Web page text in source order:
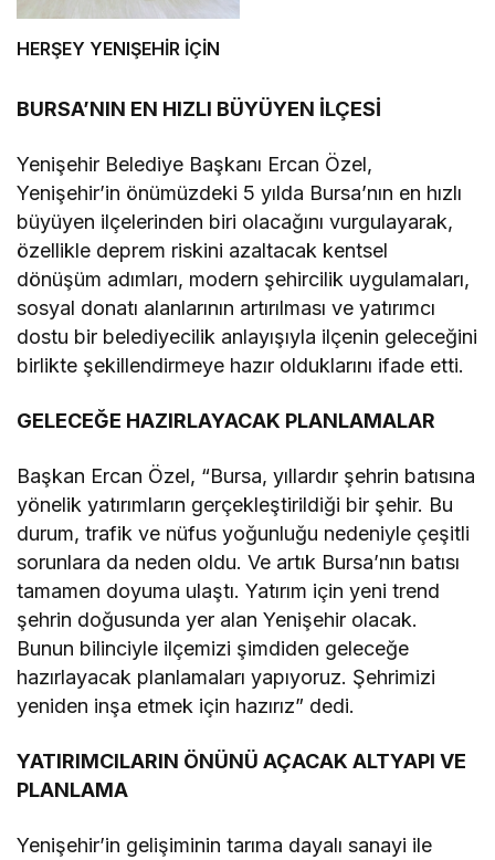
HERŞEY YENIŞEHİR İÇİN
BURSA’NIN EN HIZLI BÜYÜYEN İLÇESİ
Yenişehir Belediye Başkanı Ercan Özel,
Yenişehir’in önümüzdeki 5 yılda Bursa’nın en hızlı
büyüyen ilçelerinden biri olacağını vurgulayarak,
özellikle deprem riskini azaltacak kentsel
dönüşüm adımları, modern şehircilik uygulamaları,
sosyal donatı alanlarının artırılması ve yatırımcı
dostu bir belediyecilik anlayışıyla ilçenin geleceğini
birlikte şekillendirmeye hazır olduklarını ifade etti.
GELECEĞE HAZIRLAYACAK PLANLAMALAR
Başkan Ercan Özel, “Bursa, yıllardır şehrin batısına
yönelik yatırımların gerçekleştirildiği bir şehir. Bu
durum, trafik ve nüfus yoğunluğu nedeniyle çeşitli
sorunlara da neden oldu. Ve artık Bursa’nın batısı
tamamen doyuma ulaştı. Yatırım için yeni trend
şehrin doğusunda yer alan Yenişehir olacak.
Bunun bilinciyle ilçemizi şimdiden geleceğe
hazırlayacak planlamaları yapıyoruz. Şehrimizi
yeniden inşa etmek için hazırız” dedi.
YATIRIMCILARIN ÖNÜNÜ AÇACAK ALTYAPI VE
PLANLAMA
Yenişehir’in gelişiminin tarıma dayalı sanayi ile